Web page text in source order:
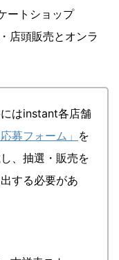
ートショップ
店頭販売とオンラ
はinstant各店舗
応募フォーム」 を
、抽選・販売を
する必要があ